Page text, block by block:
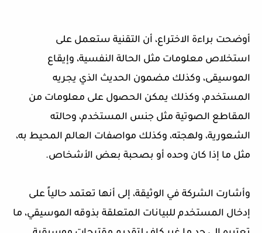
أوضحت براءة الاختراع، أن التقنية ستعمل على
استخلاص معلومات مثل الحالة النفسية، وإيقاع
الموسيقى، وكذلك مضمون الحديث الذي يجريه
المستخدم، وكذلك يمكن الحصول على معلومات من
المقاطع الصوتية مثل جنس المستخدم، وحالته
الشعورية، ولهجته، وكذلك مواصفات العالم المحيط به،
مثل ما إذا كان وحده أو بصحبة بعض الأشخاص.
وأشارت الشركة في الوثيقة، إلى أنها تعتمد حالياً على
إدخال المستخدم للبيانات المتعلقة بذوقه الموسيقي، ما